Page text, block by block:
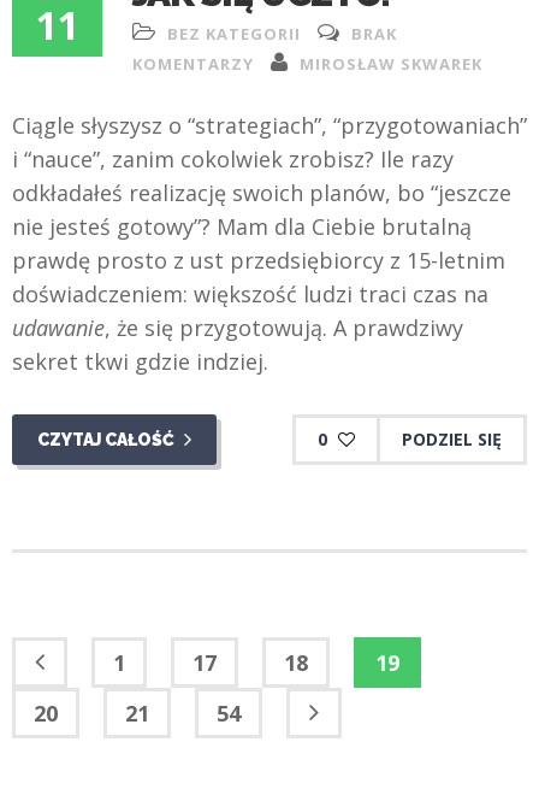
11 BEZ KATEGORII
BRAK
KOMENTARZY
MIROSŁAW SKWAREK
Ciągle słyszysz o “strategiach”, “przygotowaniach”
i “nauce”, zanim cokolwiek zrobisz? Ile razy
odkładałeś realizację swoich planów, bo “jeszcze
nie jesteś gotowy”? Mam dla Ciebie brutalną
prawdę prosto z ust przedsiębiorcy z 15-letnim
doświadczeniem: większość ludzi traci czas na
udawanie, że się przygotowują. A prawdziwy
sekret tkwi gdzie indziej.
CZYTAJ CAŁOŚĆ 0 PODZIEL SIĘ
1 17 18
19
20
21 54